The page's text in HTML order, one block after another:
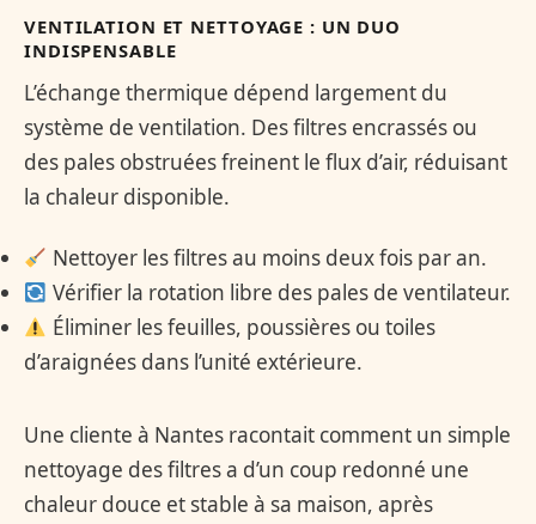
VENTILATION ET NETTOYAGE : UN DUO
INDISPENSABLE
L’échange thermique dépend largement du
système de ventilation. Des filtres encrassés ou
des pales obstruées freinent le flux d’air, réduisant
la chaleur disponible.
Nettoyer les filtres au moins deux fois par an.
Vérifier la rotation libre des pales de ventilateur.
Éliminer les feuilles, poussières ou toiles
d’araignées dans l’unité extérieure.
Une cliente à Nantes racontait comment un simple
nettoyage des filtres a d’un coup redonné une
chaleur douce et stable à sa maison, après